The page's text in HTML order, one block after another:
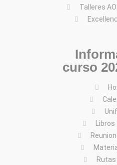
Talleres
curso